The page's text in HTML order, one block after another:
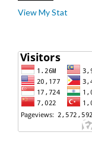
View My Stat